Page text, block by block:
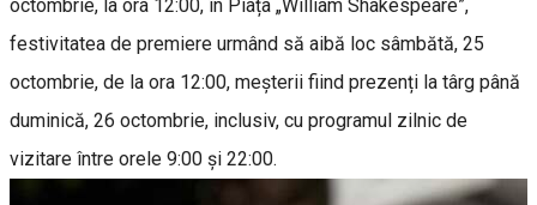
octombrie, la ora 12:00, în Piața „William Shakespeare”,
festivitatea de premiere urmând să aibă loc sâmbătă, 25
octombrie, de la ora 12:00, meșterii fiind prezenți la târg până
duminică, 26 octombrie, inclusiv, cu programul zilnic de
vizitare între orele 9:00 și 22:00.